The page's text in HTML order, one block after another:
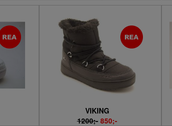
VIKING
1200;- 850;-